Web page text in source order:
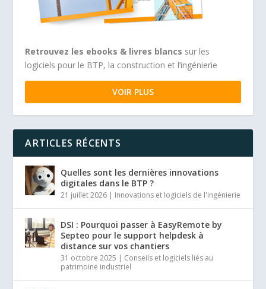
Retrouvez les ebooks & livres blancs sur les
logiciels pour le BTP, la construction et l’ingénierie
VOIR PLUS
ARTICLES RÉCENTS
Quelles sont les dernières innovations
digitales dans le BTP ?
21 juillet 2026 | Innovations et logiciels de l'ingénierie
DSI : Pourquoi passer à EasyRemote by
Septeo pour le support helpdesk à
distance sur vos chantiers
31 octobre 2025 | Conseils et logiciels liés au
patrimoine industriel